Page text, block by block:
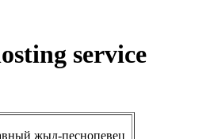
service
жыд-песнопевец